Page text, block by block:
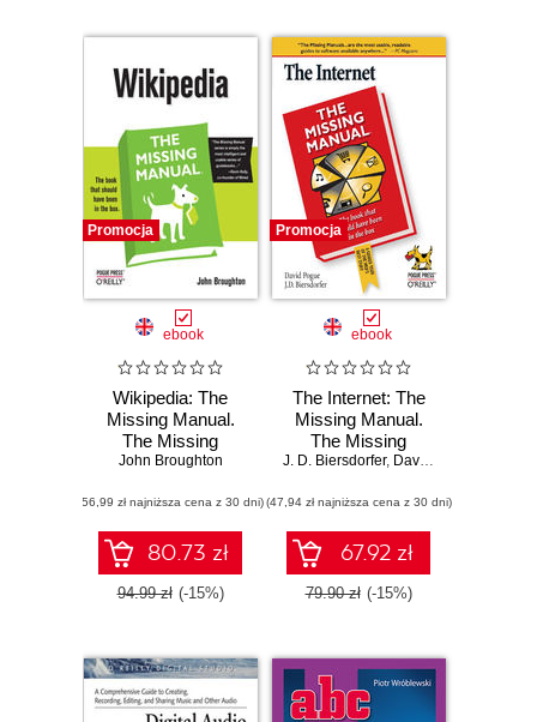
Promocja
ebook
Wikipedia: The
Missing Manual.
The Missing
Manual
John Broughton
(56,99 zł najniższa cena z 30 dni)
80.73 zł
94.99 zł (-15%)
Promocja
ebook
The Internet: The
Missing Manual.
The Missing
Manual
J. D. Biersdorfer, David Pogue
(47,94 zł najniższa cena z 30 dni)
67.92 zł
79.90 zł (-15%)